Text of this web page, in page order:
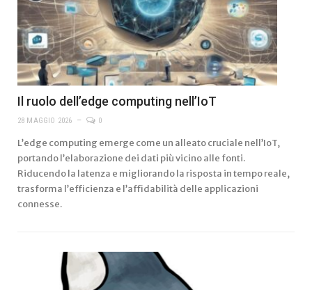
Il ruolo dell’edge computing nell’IoT
28 MAGGIO 2026 0
L’edge computing emerge come un alleato cruciale nell’IoT,
portando l’elaborazione dei dati più vicino alle fonti.
Riducendo la latenza e migliorando la risposta in tempo reale,
trasforma l’efficienza e l’affidabilità delle applicazioni
connesse.